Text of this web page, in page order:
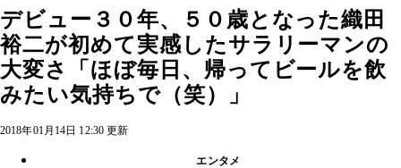
デビュー３０年、５０歳となった織田
裕二が初めて実感したサラリーマンの
大変さ「ほぼ毎日、帰ってビールを飲
みたい気持ちで（笑）」
2018年01月14日 12:30 更新
エンタメ